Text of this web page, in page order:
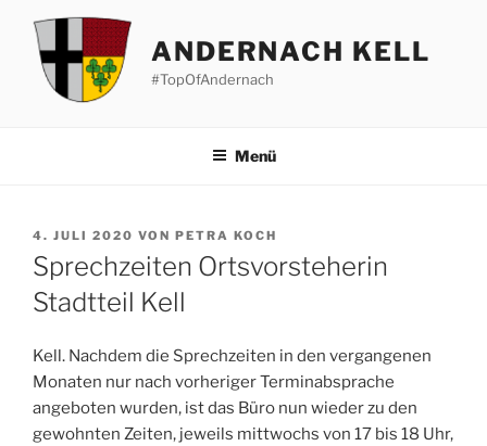
Inhalt
springen
ANDERNACH KELL
#TopOfAndernach
Menü
VERÖFFENTLICHT
AM
4. JULI 2020 VON PETRA KOCH
Sprechzeiten Ortsvorsteherin
Stadtteil Kell
Kell. Nachdem die Sprechzeiten in den vergangenen
Monaten nur nach vorheriger Terminabsprache
angeboten wurden, ist das Büro nun wieder zu den
gewohnten Zeiten, jeweils mittwochs von 17 bis 18 Uhr,